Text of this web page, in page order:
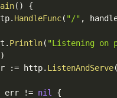
( )
{
. HandleFunc( "/" ,
. Println( "Listening on
)
:= http. ListenAndServe(
err != nil
{